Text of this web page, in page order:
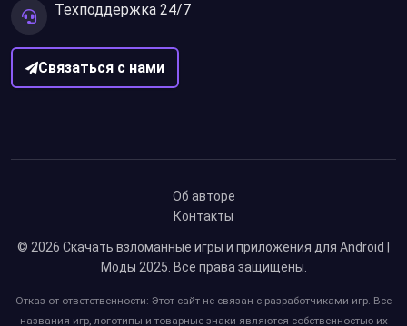
Техподдержка 24/7
Связаться с нами
Об авторе
Контакты
© 2026 Скачать взломанные игры и приложения для Android |
Моды 2025 . Все права защищены.
Отказ от ответственности: Этот сайт не связан с разработчиками игр. Все
названия игр, логотипы и товарные знаки являются собственностью их